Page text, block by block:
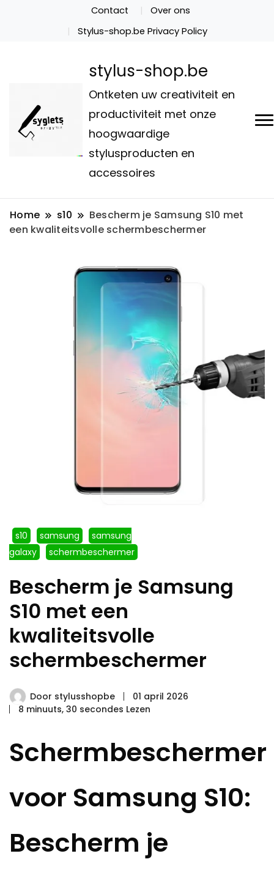
Contact
Over ons
Stylus-shop.be Privacy Policy
stylus-shop.be
Ontketen uw creativiteit en
productiviteit met onze
hoogwaardige
stylusproducten en
accessoires
Home s10
Bescherm je Samsung S10 met
een kwaliteitsvolle schermbeschermer
s10 samsung
samsung
galaxy
schermbeschermer
Bescherm je Samsung
S10 met een
kwaliteitsvolle
schermbeschermer
Door stylusshopbe
01 april 2026
8 minuuts, 30 secondes Lezen
Schermbeschermer
voor Samsung S10:
Bescherm je